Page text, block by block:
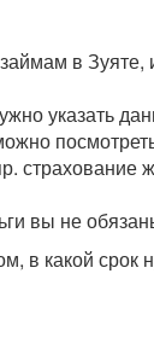
в
указать
вы не
срок